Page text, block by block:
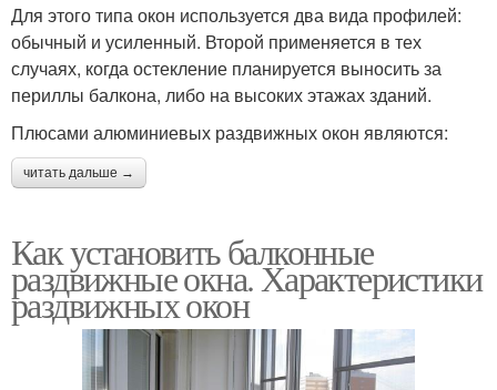
Для этого типа окон используется два вида профилей:
обычный и усиленный. Второй применяется в тех
случаях, когда остекление планируется выносить за
периллы балкона, либо на высоких этажах зданий.
Плюсами алюминиевых раздвижных окон являются:
читать дальше →
Как установить балконные
раздвижные окна. Характеристики
раздвижных окон